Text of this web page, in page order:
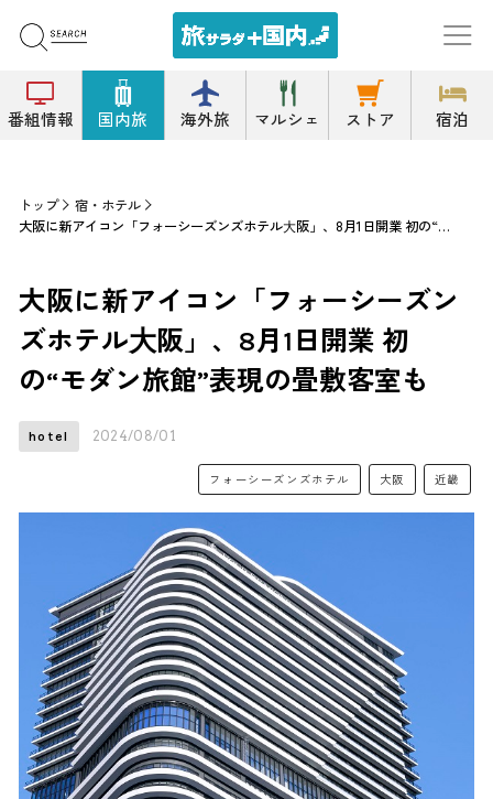
番組情報 国内旅 海外旅 マルシェ ストア 宿泊
トップ
宿・ホテル
大阪に新アイコン「フォーシーズンズホテル⼤阪」、8月1日開業 初の“モダン旅館”表現の畳敷客室も
大阪に新アイコン「フォーシーズン
ズホテル⼤阪」、8月1日開業 初
の“モダン旅館”表現の畳敷客室も
hotel 2024/08/01
フォーシーズンズホテル 大阪 近畿